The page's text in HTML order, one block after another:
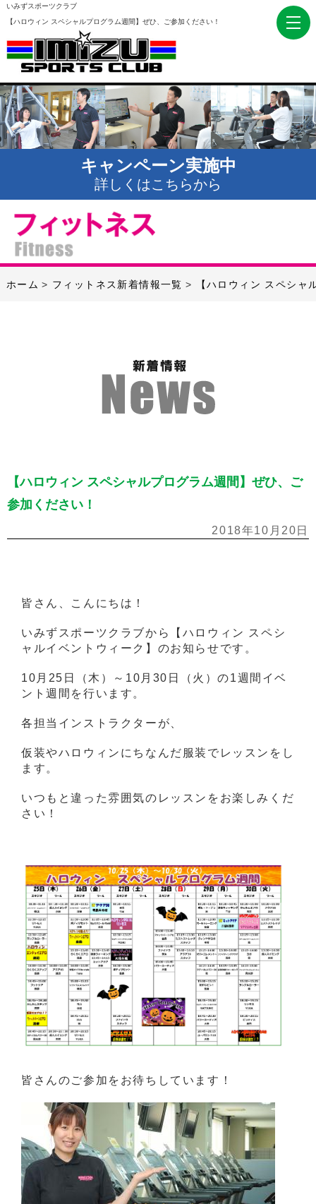
いみずスポーツクラブ
【ハロウィン スペシャルプログラム週間】ぜひ、ご参加ください！
キャンペーン実施中
詳しくはこちらから
ホーム フィットネス新着情報一覧 【ハロウィン スペシャ
【ハロウィン スペシャルプログラム週間】ぜひ、ご
参加ください！
2018年10月20日
皆さん、こんにちは！
いみずスポーツクラブから【ハロウィン スペシ
ャルイベントウィーク】のお知らせです。
10月25日（木）～10月30日（火）の1週間イベ
ント週間を行います。
各担当インストラクターが、
仮装やハロウィンにちなんだ服装でレッスンをし
ます。
いつもと違った雰囲気のレッスンをお楽しみくだ
さい！
皆さんのご参加をお待ちしています！